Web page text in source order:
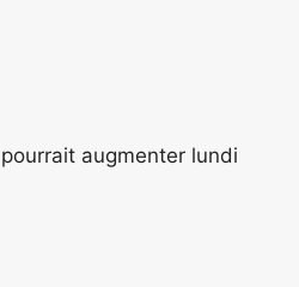
augmenter lundi